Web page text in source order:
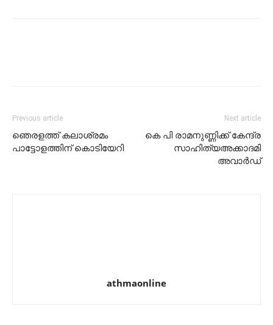
Previous article
ഞെരളത്ത് കലാശ്രമം
പാട്ടോളത്തിന് കൊടിയേറി
Next article
കെ പി രാമനുണ്ണിക്ക് കേന്ദ്ര
സാഹിത്യഅക്കാദമി
അവാര്‍ഡ്
athmaonline